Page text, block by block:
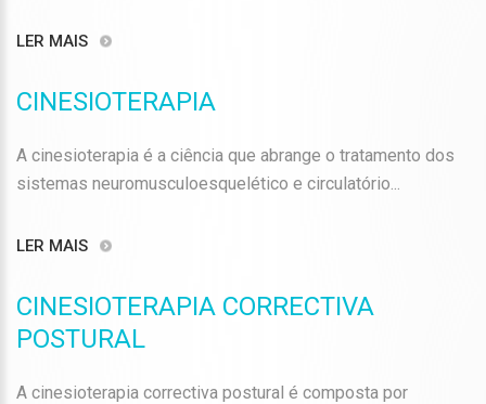
LER MAIS
CINESIOTERAPIA
A cinesioterapia é a ciência que abrange o tratamento dos
sistemas neuromusculoesquelético e circulatório...
LER MAIS
CINESIOTERAPIA CORRECTIVA
POSTURAL
A cinesioterapia correctiva postural é composta por